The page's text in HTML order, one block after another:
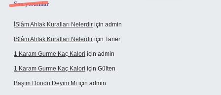
Son yorumlar
İSlâm Ahlak Kuralları Nelerdir için admin
İSlâm Ahlak Kuralları Nelerdir için Taner
1 Karam Gurme Kaç Kalori için admin
1 Karam Gurme Kaç Kalori için Gülten
Başım Döndü Deyim Mi için admin